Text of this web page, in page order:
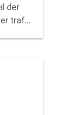
der
traf…